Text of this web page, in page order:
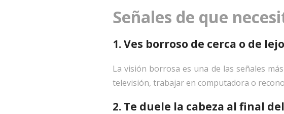
Señales de que
1. Ves borroso de cerca o de
La visión borrosa es una de las señales
televisión, trabajar en computadora o
2. Te duele la cabeza al final